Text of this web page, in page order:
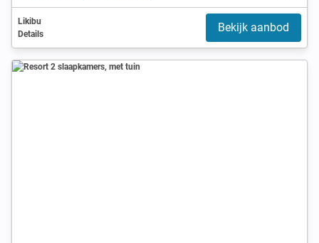
Likibu
Details
Bekijk aanbod